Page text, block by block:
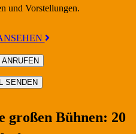
und Vorstellungen.
SENDEN
großen Bühnen: 20